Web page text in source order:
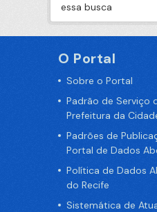
essa busca
O Portal
Sobre o Portal
Padrão de Serviço
Prefeitura da
Padrões de
Portal de Dados
Política de Dados
do Recife
Sistemática de